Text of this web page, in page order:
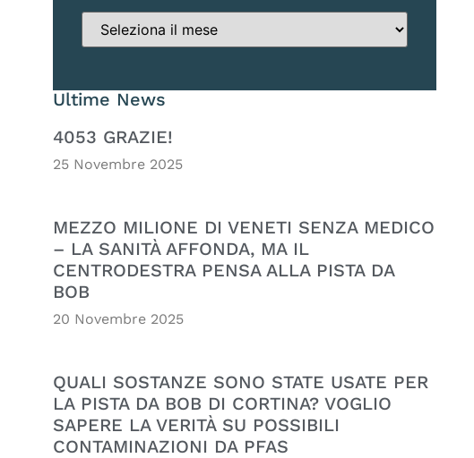
Ultime News
4053 GRAZIE!
25 Novembre 2025
MEZZO MILIONE DI VENETI SENZA MEDICO
– LA SANITÀ AFFONDA, MA IL
CENTRODESTRA PENSA ALLA PISTA DA
BOB
20 Novembre 2025
QUALI SOSTANZE SONO STATE USATE PER
LA PISTA DA BOB DI CORTINA? VOGLIO
SAPERE LA VERITÀ SU POSSIBILI
CONTAMINAZIONI DA PFAS